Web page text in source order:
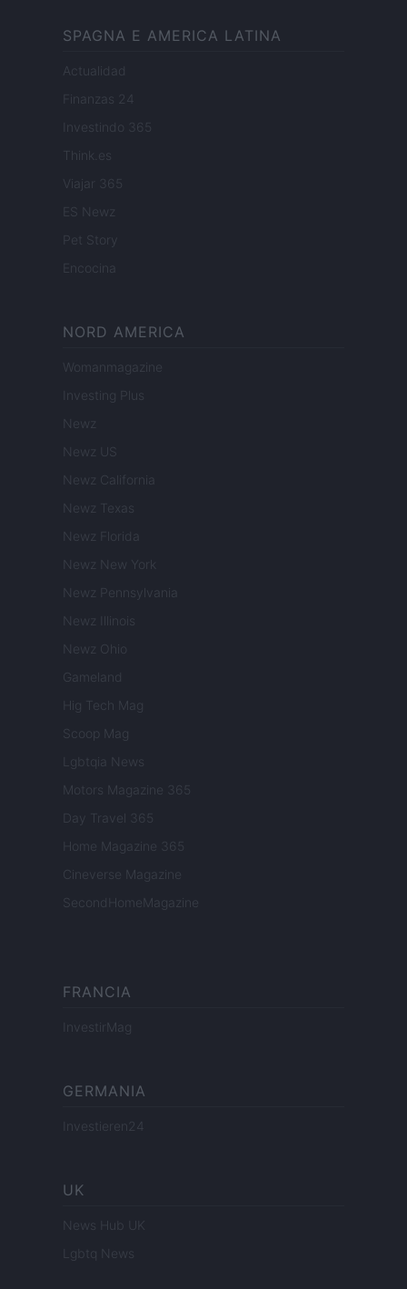
SPAGNA E AMERICA LATINA
Actualidad
Finanzas 24
Investindo 365
Think.es
Viajar 365
ES Newz
Pet Story
Encocina
NORD AMERICA
Womanmagazine
Investing Plus
Newz
Newz US
Newz California
Newz Texas
Newz Florida
Newz New York
Newz Pennsylvania
Newz Illinois
Newz Ohio
Gameland
Hig Tech Mag
Scoop Mag
Lgbtqia News
Motors Magazine 365
Day Travel 365
Home Magazine 365
Cineverse Magazine
SecondHomeMagazine
FRANCIA
InvestirMag
GERMANIA
Investieren24
UK
News Hub UK
Lgbtq News